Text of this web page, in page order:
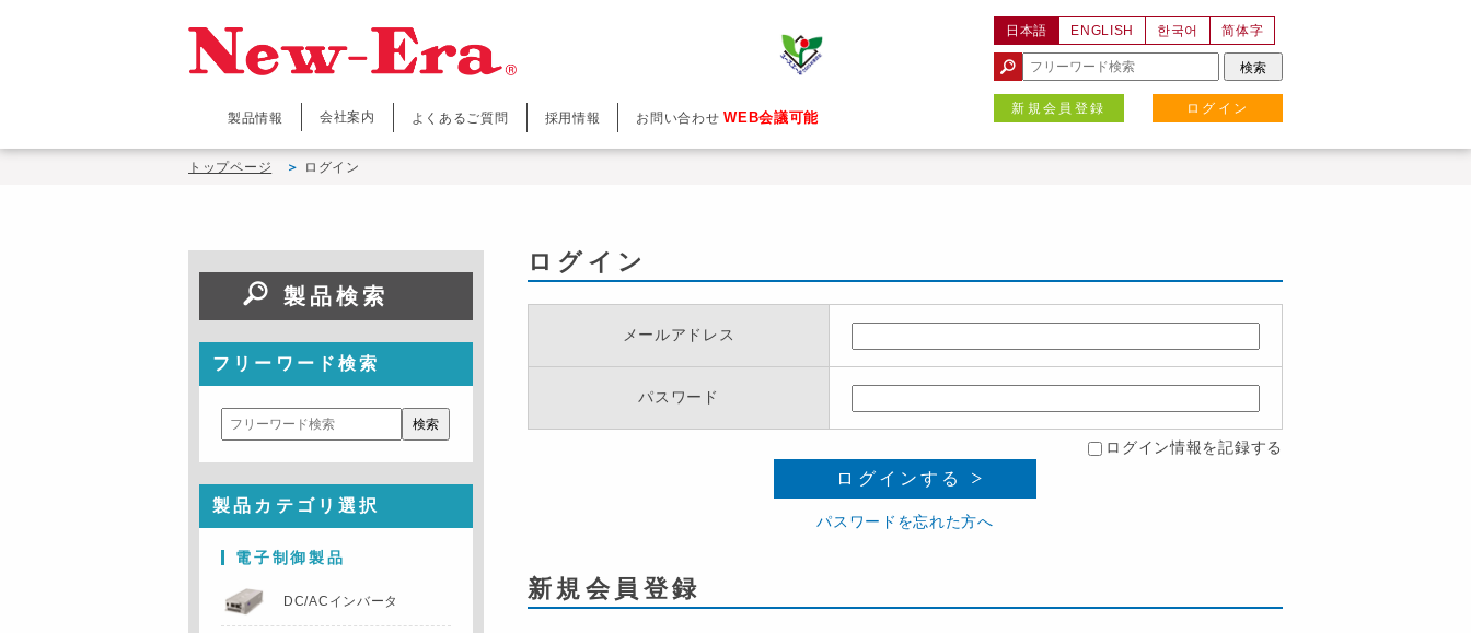
製品情報 会社案内 よくあるご質問 採用情報 お問い合わせWEB会議可能
日本語 ENGLISH 한국어 简体字
新規会員登録 ログイン
トップページ ログイン
ログイン
メールアドレス
パスワード
ログイン情報を記録する
ログインする
パスワードを忘れた方へ
新規会員登録
製品検索
フリーワード検索
製品カテゴリ選択
電子制御製品
DC/ACインバータ